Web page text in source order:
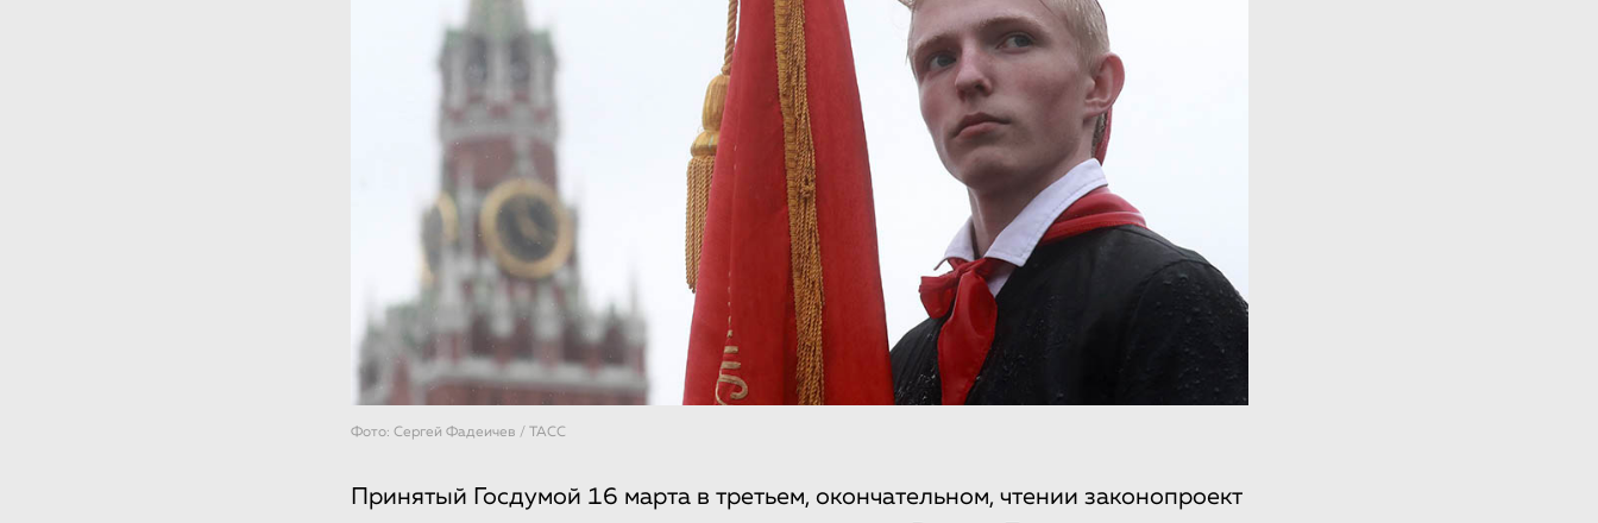
Фото: Сергей Фадеичев / ТАСС
Принятый Госдумой 16 марта в третьем, окончательном, чтении законопроект